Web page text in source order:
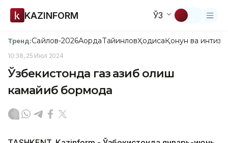
KAZINFORM ЎЗ
Тренд:Сайлов-2026АқордаТайинловҲодисаҚонун ва
10:38, 25 Июл 2024
Ўзбекистонда газ қазиб олиш
камайиб бормоқда